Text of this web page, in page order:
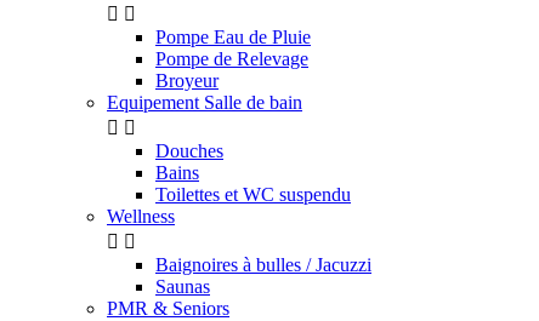
 
Pompe Eau de Pluie
Pompe de Relevage
Broyeur
Equipement Salle de bain
 
Douches
Bains
Toilettes et WC suspendu
Wellness
 
Baignoires à bulles / Jacuzzi
Saunas
PMR & Seniors